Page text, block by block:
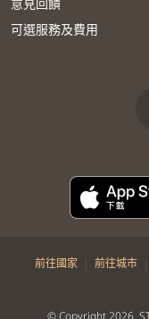
可選服務及費用
前往國家 | 前往城市 |